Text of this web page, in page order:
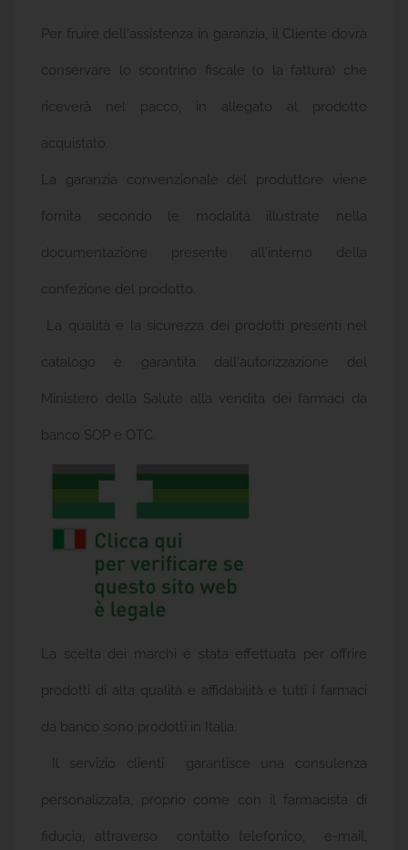
Glutine
Offerte
Tutte
Per fruire dell'assistenza in garanzia, il Cliente dovrà
conservare lo scontrino fiscale (o la fattura) che
riceverà nel pacco, in allegato al prodotto
acquistato.
La garanzia convenzionale del produttore viene
fornita secondo le modalità illustrate nella
documentazione presente all'interno della
confezione del prodotto.
La qualità e la sicurezza dei prodotti presenti nel
catalogo è garantita dall'autorizzazione del
Ministero della Salute alla vendita dei farmaci da
banco SOP e OTC.
La scelta dei marchi è stata effettuata per offrire
prodotti di alta qualità e affidabilità e tutti i farmaci
da banco sono prodotti in Italia.
Il servizio clienti garantisce una consulenza
personalizzata, proprio come con il farmacista di
fiducia, attraverso contatto telefonico, e-mail,